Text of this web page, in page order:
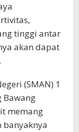
tinggi antar
akan dapat
(SMAN) 1
Bawang
memang